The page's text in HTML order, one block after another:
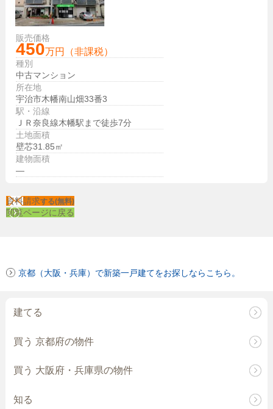
販売価格
450万円（非課税）
種別
中古マンション
所在地
宇治市木幡南山畑33番3
駅・沿線
ＪＲ奈良線木幡駅まで徒歩7分
土地面積
壁芯31.85㎡
建物面積
—
資料請求する(無料)
閲覧ページに戻る
京都（大阪・兵庫）で新築一戸建てをお探しならこちら。
建てる
買う 京都府の物件
買う 大阪府・兵庫県の物件
知る